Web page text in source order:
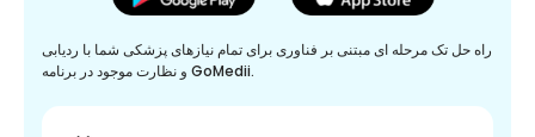
راه حل تک مرحله ای مبتنی بر فناوری برای تمام نیازهای پزشکی شما با ردیابی
و نظارت موجود در برنامه GoMedii.